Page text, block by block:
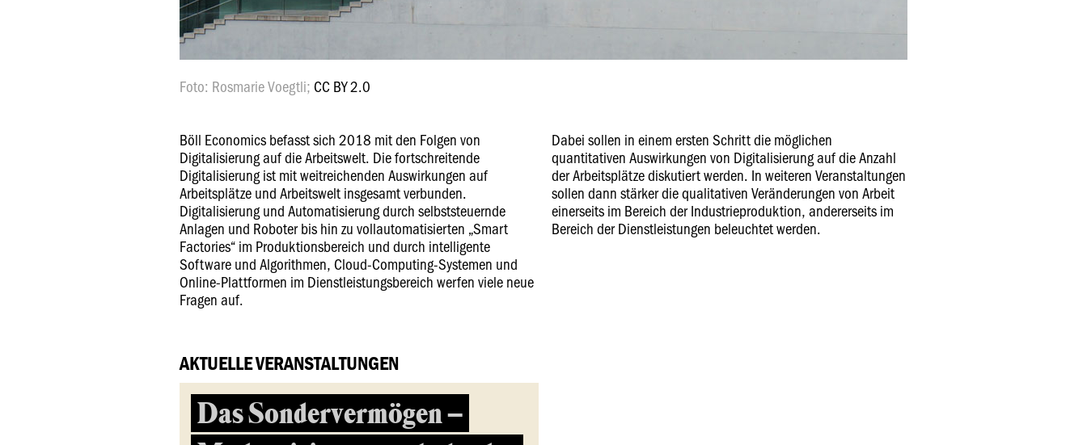
Foto: Rosmarie Voegtli; CC BY 2.0
Böll Economics befasst sich 2018 mit den Folgen von
Digitalisierung auf die Arbeitswelt. Die fortschreitende
Digitalisierung ist mit weitreichenden Auswirkungen auf
Arbeitsplätze und Arbeitswelt insgesamt verbunden.
Digitalisierung und Automatisierung durch selbststeuernde
Anlagen und Roboter bis hin zu vollautomatisierten „Smart
Factories“ im Produktionsbereich und durch intelligente
Software und Algorithmen, Cloud-Computing-Systemen und
Online-Plattformen im Dienstleistungsbereich werfen viele neue
Fragen auf.
Dabei sollen in einem ersten Schritt die möglichen
quantitativen Auswirkungen von Digitalisierung auf die Anzahl
der Arbeitsplätze diskutiert werden. In weiteren Veranstaltungen
sollen dann stärker die qualitativen Veränderungen von Arbeit
einerseits im Bereich der Industrieproduktion, andererseits im
Bereich der Dienstleistungen beleuchtet werden.
AKTUELLE VERANSTALTUNGEN
Das Sondervermögen –